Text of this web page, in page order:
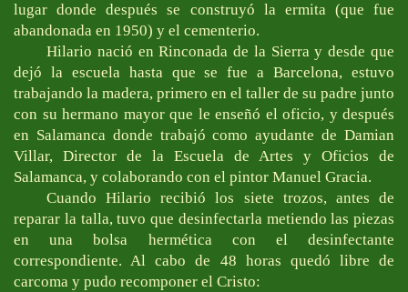
lugar donde después se construyó la ermita (que fue
abandonada en 1950) y el cementerio.
Hilario nació en Rinconada de la Sierra y desde que
dejó la escuela hasta que se fue a Barcelona, estuvo
trabajando la madera, primero en el taller de su padre junto
con su hermano mayor que le enseñó el oficio, y después
en Salamanca donde trabajó como ayudante de Damian
Villar, Director de la Escuela de Artes y Oficios de
Salamanca, y colaborando con el pintor Manuel Gracia.
Cuando Hilario recibió los siete trozos, antes de
reparar la talla, tuvo que desinfectarla metiendo las piezas
en una bolsa hermética con el desinfectante
correspondiente. Al cabo de 48 horas quedó libre de
carcoma y pudo recomponer el Cristo: